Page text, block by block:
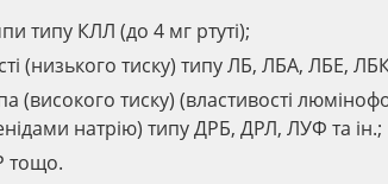
типу КЛЛ (до 4 мг ртуті);
(низького тиску) типу ЛБ, ЛБА, ЛБЕ,
(високого тиску) (властивості
натрію) типу ДРБ, ДРЛ, ЛУФ та ін.;
тощо.